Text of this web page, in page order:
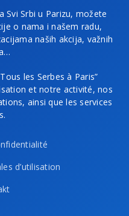
Svi Srbi u Parizu, možete
o nama i našem radu,
naših akcija, važnih
les Serbes à Paris”
et notre activité, nos
ainsi que les services
d’utilisation